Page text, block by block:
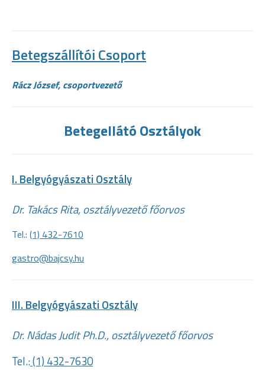
Betegszállítói Csoport
Rácz József, csoportvezető
Betegellátó Osztályok
I. Belgyógyászati Osztály
Dr. Takács Rita, osztályvezető főorvos
Tel.: (1) 432-7610
gastro@bajcsy.hu
III. Belgyógyászati Osztály
Dr. Nádas Judit Ph.D., osztályvezető főorvos
Tel.:(1) 432-7630